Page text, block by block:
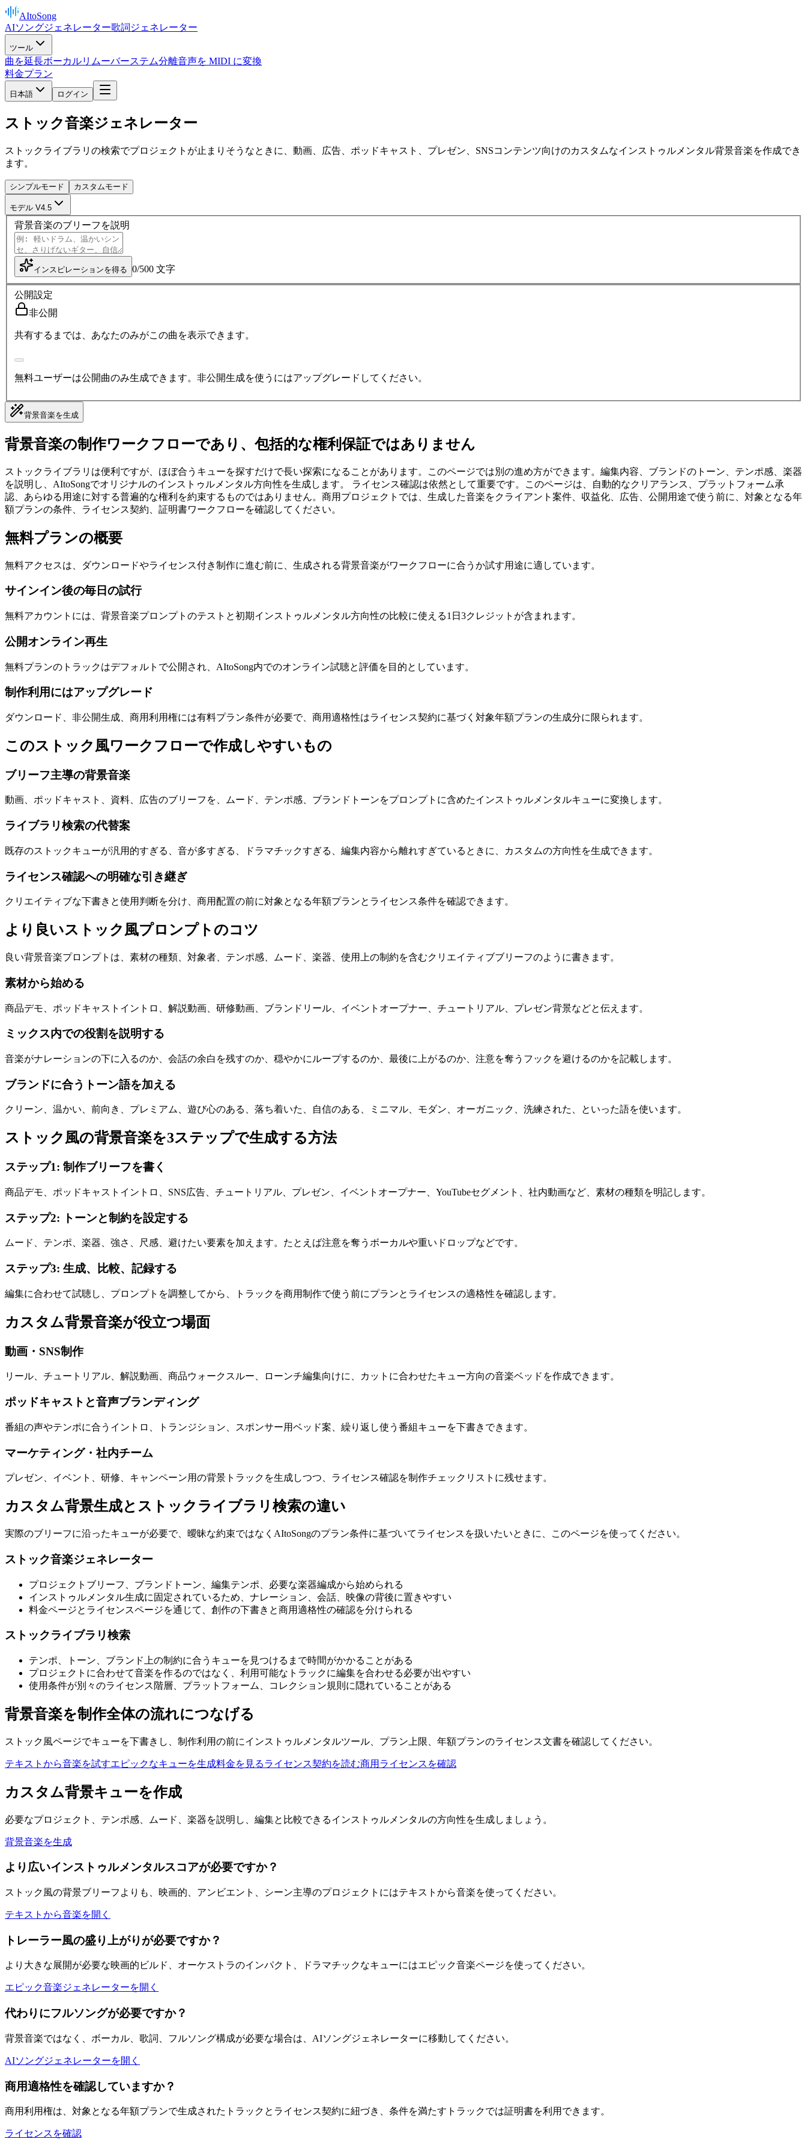
AItoSong
AIソングジェネレーター歌詞ジェネレーター
ツール
曲を延長ボーカルリムーバーステム分離音声を MIDI に変換
料金プラン
日本語 ログイン
ストック音楽ジェネレーター
ストックライブラリの検索でプロジェクトが止まりそうなときに、動画、広告、ポッドキャスト、プレゼン、SNSコンテンツ向けのカスタムなインストゥルメンタル背景音楽を作成でき
ます。
シンプルモード カスタムモード
モデル V4.5
背景音楽のブリーフを説明
インスピレーションを得る 0/500 文字
公開設定
非公開
共有するまでは、あなたのみがこの曲を表示できます。
無料ユーザーは公開曲のみ生成できます。非公開生成を使うにはアップグレードしてください。
背景音楽を生成
背景音楽の制作ワークフローであり、包括的な権利保証ではありません
ストックライブラリは便利ですが、ほぼ合うキューを探すだけで長い探索になることがあります。このページでは別の進め方ができます。編集内容、ブランドのトーン、テンポ感、楽器
を説明し、AItoSongでオリジナルのインストゥルメンタル方向性を生成します。 ライセンス確認は依然として重要です。このページは、自動的なクリアランス、プラットフォーム承
認、あらゆる用途に対する普遍的な権利を約束するものではありません。商用プロジェクトでは、生成した音楽をクライアント案件、収益化、広告、公開用途で使う前に、対象となる年
額プランの条件、ライセンス契約、証明書ワークフローを確認してください。
無料プランの概要
無料アクセスは、ダウンロードやライセンス付き制作に進む前に、生成される背景音楽がワークフローに合うか試す用途に適しています。
サインイン後の毎日の試行
無料アカウントには、背景音楽プロンプトのテストと初期インストゥルメンタル方向性の比較に使える1日3クレジットが含まれます。
公開オンライン再生
無料プランのトラックはデフォルトで公開され、AItoSong内でのオンライン試聴と評価を目的としています。
制作利用にはアップグレード
ダウンロード、非公開生成、商用利用権には有料プラン条件が必要で、商用適格性はライセンス契約に基づく対象年額プランの生成分に限られます。
このストック風ワークフローで作成しやすいもの
ブリーフ主導の背景音楽
動画、ポッドキャスト、資料、広告のブリーフを、ムード、テンポ感、ブランドトーンをプロンプトに含めたインストゥルメンタルキューに変換します。
ライブラリ検索の代替案
既存のストックキューが汎用的すぎる、音が多すぎる、ドラマチックすぎる、編集内容から離れすぎているときに、カスタムの方向性を生成できます。
ライセンス確認への明確な引き継ぎ
クリエイティブな下書きと使用判断を分け、商用配置の前に対象となる年額プランとライセンス条件を確認できます。
より良いストック風プロンプトのコツ
良い背景音楽プロンプトは、素材の種類、対象者、テンポ感、ムード、楽器、使用上の制約を含むクリエイティブブリーフのように書きます。
素材から始める
商品デモ、ポッドキャストイントロ、解説動画、研修動画、ブランドリール、イベントオープナー、チュートリアル、プレゼン背景などと伝えます。
ミックス内での役割を説明する
音楽がナレーションの下に入るのか、会話の余白を残すのか、穏やかにループするのか、最後に上がるのか、注意を奪うフックを避けるのかを記載します。
ブランドに合うトーン語を加える
クリーン、温かい、前向き、プレミアム、遊び心のある、落ち着いた、自信のある、ミニマル、モダン、オーガニック、洗練された、といった語を使います。
ストック風の背景音楽を3ステップで生成する方法
ステップ1: 制作ブリーフを書く
商品デモ、ポッドキャストイントロ、SNS広告、チュートリアル、プレゼン、イベントオープナー、YouTubeセグメント、社内動画など、素材の種類を明記します。
ステップ2: トーンと制約を設定する
ムード、テンポ、楽器、強さ、尺感、避けたい要素を加えます。たとえば注意を奪うボーカルや重いドロップなどです。
ステップ3: 生成、比較、記録する
編集に合わせて試聴し、プロンプトを調整してから、トラックを商用制作で使う前にプランとライセンスの適格性を確認します。
カスタム背景音楽が役立つ場面
動画・SNS制作
リール、チュートリアル、解説動画、商品ウォークスルー、ローンチ編集向けに、カットに合わせたキュー方向の音楽ベッドを作成できます。
ポッドキャストと音声ブランディング
番組の声やテンポに合うイントロ、トランジション、スポンサー用ベッド案、繰り返し使う番組キューを下書きできます。
マーケティング・社内チーム
プレゼン、イベント、研修、キャンペーン用の背景トラックを生成しつつ、ライセンス確認を制作チェックリストに残せます。
カスタム背景生成とストックライブラリ検索の違い
実際のブリーフに沿ったキューが必要で、曖昧な約束ではなくAItoSongのプラン条件に基づいてライセンスを扱いたいときに、このページを使ってください。
ストック音楽ジェネレーター
プロジェクトブリーフ、ブランドトーン、編集テンポ、必要な楽器編成から始められる
インストゥルメンタル生成に固定されているため、ナレーション、会話、映像の背後に置きやすい
料金ページとライセンスページを通じて、創作の下書きと商用適格性の確認を分けられる
ストックライブラリ検索
テンポ、トーン、ブランド上の制約に合うキューを見つけるまで時間がかかることがある
プロジェクトに合わせて音楽を作るのではなく、利用可能なトラックに編集を合わせる必要が出やすい
使用条件が別々のライセンス階層、プラットフォーム、コレクション規則に隠れていることがある
背景音楽を制作全体の流れにつなげる
ストック風ページでキューを下書きし、制作利用の前にインストゥルメンタルツール、プラン上限、年額プランのライセンス文書を確認してください。
テキストから音楽を試すエピックなキューを生成料金を見るライセンス契約を読む商用ライセンスを確認
カスタム背景キューを作成
必要なプロジェクト、テンポ感、ムード、楽器を説明し、編集と比較できるインストゥルメンタルの方向性を生成しましょう。
背景音楽を生成
より広いインストゥルメンタルスコアが必要ですか？
ストック風の背景ブリーフよりも、映画的、アンビエント、シーン主導のプロジェクトにはテキストから音楽を使ってください。
テキストから音楽を開く
トレーラー風の盛り上がりが必要ですか？
より大きな展開が必要な映画的ビルド、オーケストラのインパクト、ドラマチックなキューにはエピック音楽ページを使ってください。
エピック音楽ジェネレーターを開く
代わりにフルソングが必要ですか？
背景音楽ではなく、ボーカル、歌詞、フルソング構成が必要な場合は、AIソングジェネレーターに移動してください。
AIソングジェネレーターを開く
商用適格性を確認していますか？
商用利用権は、対象となる年額プランで生成されたトラックとライセンス契約に紐づき、条件を満たすトラックでは証明書を利用できます。
ライセンスを確認